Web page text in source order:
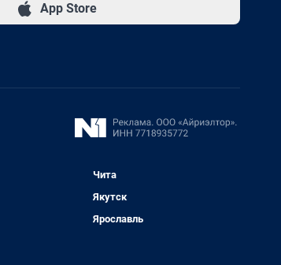
App Store
Чита
Якутск
Ярославль